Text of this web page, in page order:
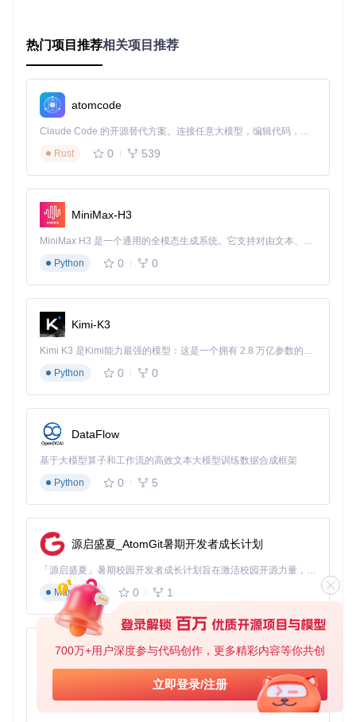
700万+用户深度参与代码创作，更多精彩内容等你共创
立即登录/注册
技术方案：文档分类预处理+动态模型选择
实际效果：自动区分论文、教材、报表等8类文档，针对性优
化解析策略
与传统工具的本质区别
特性
表格识别
简单文本分割
完整保留结构
多栏布局
内容错乱
扩展性
功能固定 支持插件扩展
"以前处理一篇包含大量公式的物理学期刊论文，至少需要3小
时手动整理公式和图表。现在使用MinerU，同样的工作只需4
0分钟就能完成，而且准确率几乎100%。" ——某高校物理系
张教授
弃。
解决方案：
企业文档管理：某科技公司的技术手册自动化处理
技术文档团队面临的挑战：每月需要更新50+产品手册，包含
大量技术规格表格和公式。传统流程需要多名工程师协作完
成，错误率高且难以维护。
失败经验：尝试过Python脚本批量处理，但面对复杂布局时经
常出现内容错位，尤其是跨页表格和嵌套列表。
解决方案：
# 企业级批量处理方案，保留文档样式和交叉引用
热门项目推荐相关项目推荐
atomcode
Claude Code 的开源替代方案。连接任意大模型，编辑代码，运行命令，自动验证 — 全自动执行。用 Rust 构建，极致性能。 ｜ An open-source alternative to Claude Code. Connect any LLM, edit code, run commands, and verify changes — autonomously. Built in Rust for speed. Get Started
Rust
0 539
MiniMax-H3
MiniMax H3 是一个通用的全模态生成系统。它支持对由文本、图像、视频和音频组成的多模态上下文进行统一理解，并能生成分辨率高达 2K、时长可达 15 秒的带原生立体声音频的视频。得益于面向任务泛化的系统设计，H3 在预训练阶段就已具备广泛的多模态上下文理解与生成能力，能够出色地执行复杂的多模态指令。
Python
0 0
Kimi-K3
Kimi K3 是Kimi能力最强的模型：这是一个拥有 2.8 万亿参数的混合专家（MoE）模型，具备原生视觉理解能力，并支持 100 万 token 的上下文窗口。
Python
0 0
DataFlow
基于大模型算子和工作流的高效文本大模型训练数据合成框架
Python
0 5
源启盛夏_AtomGit暑期开发者成长计划
「源启盛夏」暑期校园开发者成长计划旨在激活校园开源力量，通过积分激励、认证扶持、资源倾斜等形式，引导高校组织和开发者完成「入驻 — 建项目 — 做贡献 — 获认证 — 得资源」的完整闭环。无论你是想带领社团入驻平台的组织者，还是希望用代码贡献证明自己的开发者，都能在这里找到属于你的成长路径。
Markdown
0 1
py-xiaozhi
基于Python的Xiaozhi AI，适用于想要完整Xiaozhi体验而无需拥有专用硬件的用户。
Python
0 1